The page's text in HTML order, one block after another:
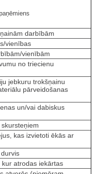
darbībām
vienības
vienībām
no triecienu
jebkuru trokšņainu
pārveidošanas
un/vai dabiskus
kas izvietoti ēkās ar
atrodas iekārtas